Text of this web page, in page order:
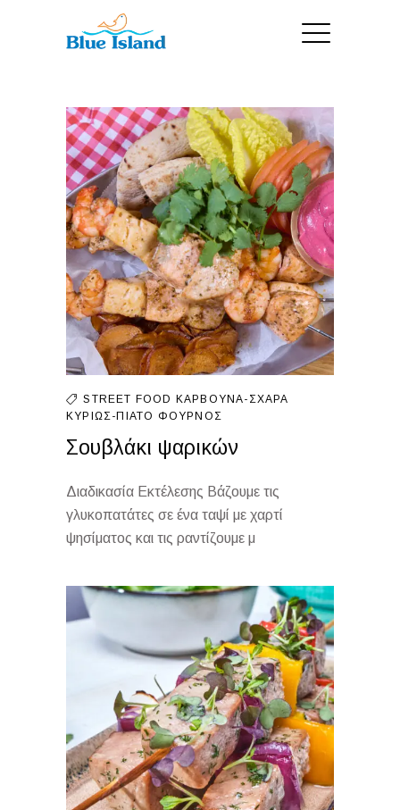
STREET FOOD
ΚΆΡΒΟΥΝΑ-ΣΧΆΡΑ
ΚΥΡΊΩΣ-ΠΙΆΤΟ ΦΟΎΡΝΟΣ
Σουβλάκι ψαρικών
Διαδικασία Εκτέλεσης Βάζουμε τις
γλυκοπατάτες σε ένα ταψί με χαρτί
ψησίματος και τις ραντίζουμε μ